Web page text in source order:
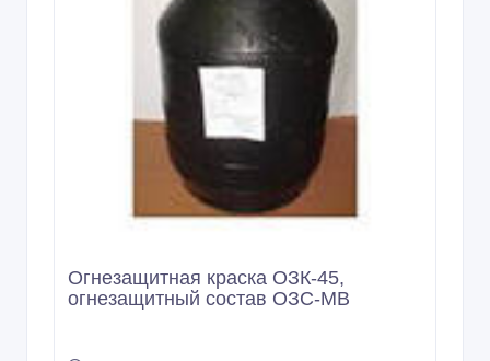
Огнезащитная краска ОЗК-45,
огнезащитный состав ОЗС-МВ